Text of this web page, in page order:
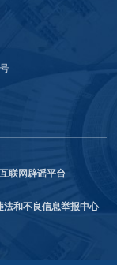
联网辟谣平台
法和不良信息举报中心